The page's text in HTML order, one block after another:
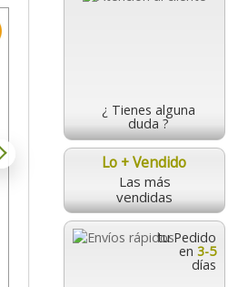
¿ Tienes alguna
duda ?
Lo + Vendido
Las más
vendidas
tu Pedido
en 3-5
días
Pizarra blanca volteable
120x150 cm
estratificada doble cara